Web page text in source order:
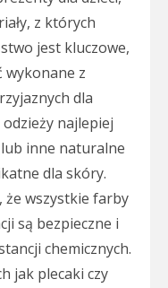
z których
jest kluczowe,
z
dla
najlepiej
inne naturalne
dla skóry.
że wszystkie farby
są bezpieczne i
chemicznych.
jak plecaki czy